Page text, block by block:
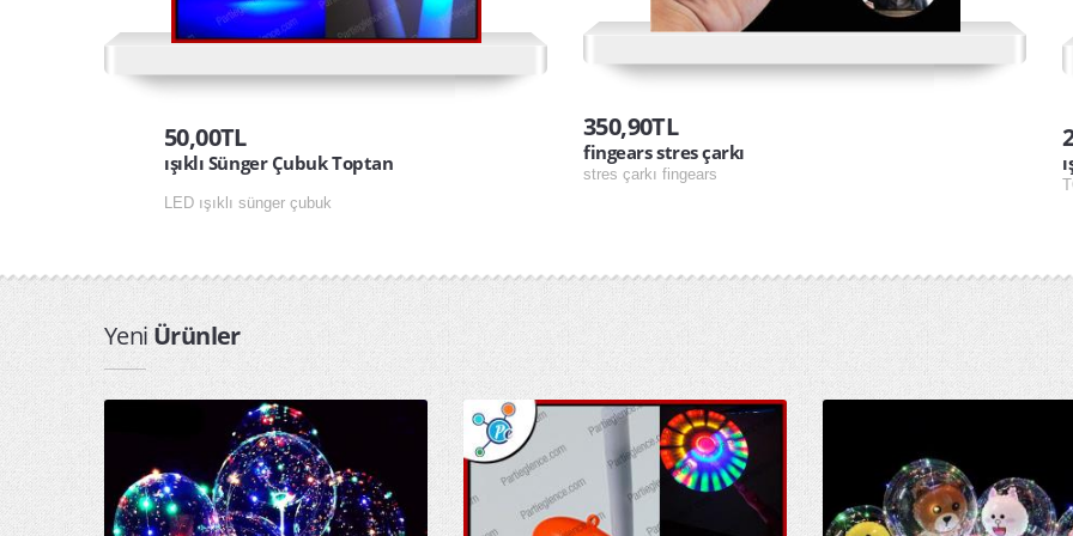
50,00TL
ışıklı Sünger Çubuk Toptan
LED ışıklı sünger çubuk
350,90TL
fingears stres çarkı
stres çarkı fingears
YeniÜrünler